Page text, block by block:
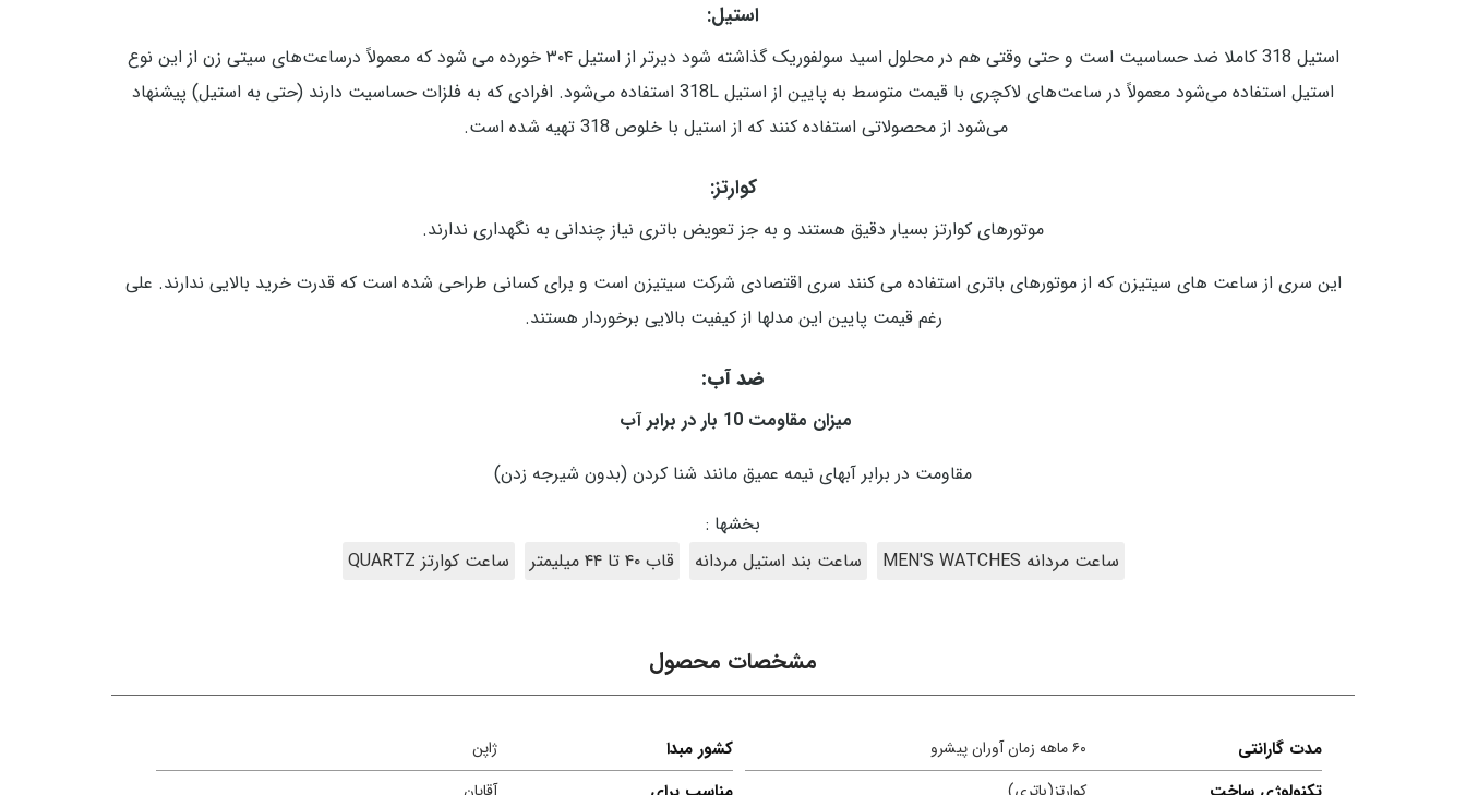
استیل:
استیل 318 کاملا ضد حساسیت است و حتی وقتی هم در محلول اسید سولفوریک گذاشته شود دیرتر از استیل ۳۰۴ خورده می شود که معمولاً درساعت‌های سیتی زن از این نوع
استیل استفاده می‌شود معمولاً در ساعت‌های لاکچری با قیمت متوسط به پایین از استیل 318L استفاده می‌شود. افرادی که به فلزات حساسیت دارند (حتی به استیل) پیشنهاد
می‌شود از محصولاتی استفاده کنند که از استیل با خلوص 318 تهیه شده است.
کوارتز:
موتورهای کوارتز بسیار دقیق هستند و به جز تعویض باتری نیاز چندانی به نگهداری ندارند.
این سری از ساعت های سیتیزن که از موتورهای باتری استفاده می کنند سری اقتصادی شرکت سیتیزن است و برای کسانی طراحی شده است که قدرت خرید بالایی ندارند. علی
رغم قیمت پایین این مدلها از کیفیت بالایی برخوردار هستند.
ضد آب:
میزان مقاومت 10 بار در برابر آب
مقاومت در برابر آبهای نیمه عمیق مانند شنا کردن (بدون شیرجه زدن)
بخشها :
ساعت مردانه MEN'S WATCHES
ساعت بند استیل مردانه قاب ۴۰ تا ۴۴ میلیمتر ساعت کوارتز QUARTZ
مشخصات محصول
مدت گارانتی ۶۰ ماهه زمان آوران پیشرو کشور مبدا ژاپن